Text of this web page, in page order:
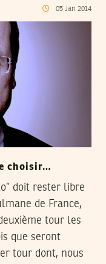
05 Jan 2014
choisir…
doit rester libre
de France,
tour les
que seront
tour dont, nous